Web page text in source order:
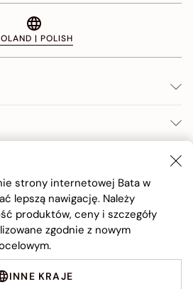
strony internetowej Bata w
lepszą nawigację. Należy
produktów, ceny i szczegóły
zgodnie z nowym
INNE KRAJE
| POLISH